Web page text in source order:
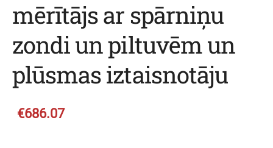
mērītājs ar spārniņu
zondi un piltuvēm un
plūsmas iztaisnotāju
€686.07